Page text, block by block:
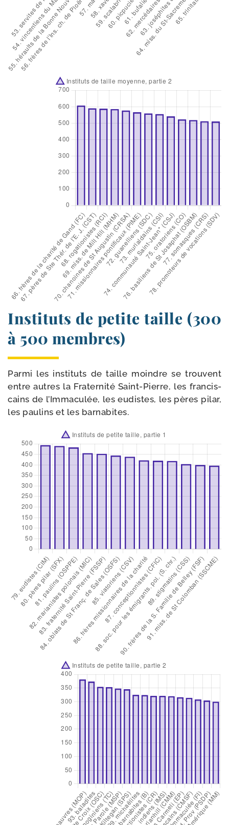
Instituts de petite taille (300
à 500 membres)
Parmi les ins­ti­tuts de taille moindre se trouvent
entre autres la Fraternité Saint-​Pierre, les fran­cis­
cains de l’Immaculée, les eudistes, les pères pilar,
les pau­lins et les barnabites.